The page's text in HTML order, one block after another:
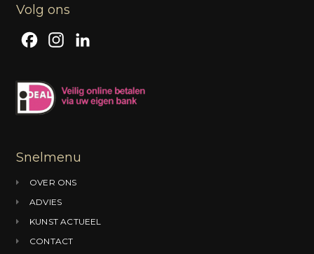
Volg ons
c
e
o
k
t
r
a
k
Snelmenu
OVER ONS
ADVIES
KUNST ACTUEEL
CONTACT